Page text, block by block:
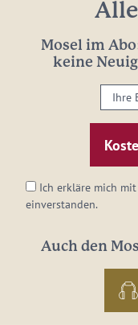
Mosel im
keine
Ihre
E-
Mail-
Ich erkläre mich
einverstanden.
Auch den